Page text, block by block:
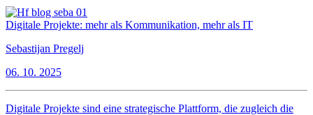
Digitale Projekte: mehr als Kommunikation, mehr als IT
Sebastijan Pregelj
06. 10. 2025
Digitale Projekte sind eine strategische Plattform, die zugleich die